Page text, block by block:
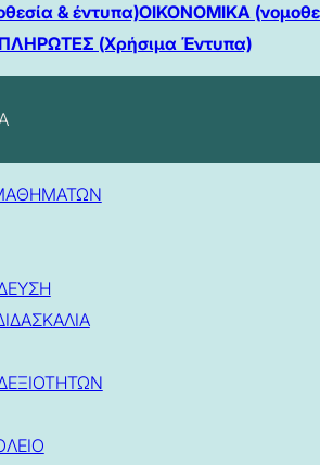
& έντυπα)ΟΙΚΟΝΟΜΙΚΑ
(Χρήσιμα Έντυπα)